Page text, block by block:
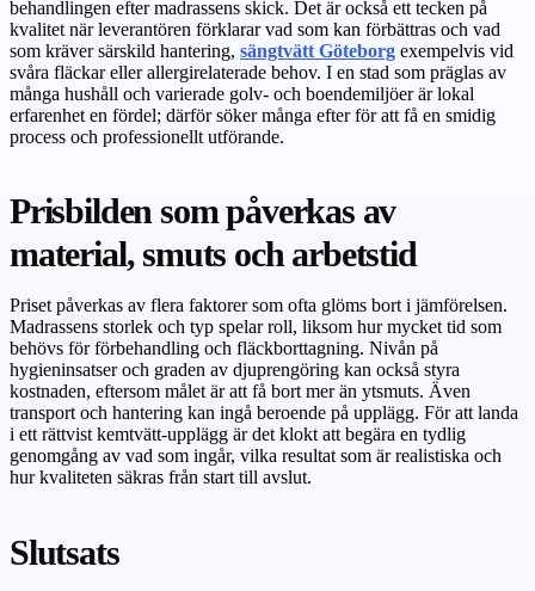
behandlingen efter madrassens skick. Det är också ett tecken på
kvalitet när leverantören förklarar vad som kan förbättras och vad
som kräver särskild hantering, sängtvätt Göteborg exempelvis vid
svåra fläckar eller allergirelaterade behov. I en stad som präglas av
många hushåll och varierade golv- och boendemiljöer är lokal
erfarenhet en fördel; därför söker många efter för att få en smidig
process och professionellt utförande.
Prisbilden som påverkas av
material, smuts och arbetstid
Priset påverkas av flera faktorer som ofta glöms bort i jämförelsen.
Madrassens storlek och typ spelar roll, liksom hur mycket tid som
behövs för förbehandling och fläckborttagning. Nivån på
hygieninsatser och graden av djuprengöring kan också styra
kostnaden, eftersom målet är att få bort mer än ytsmuts. Även
transport och hantering kan ingå beroende på upplägg. För att landa
i ett rättvist kemtvätt-upplägg är det klokt att begära en tydlig
genomgång av vad som ingår, vilka resultat som är realistiska och
hur kvaliteten säkras från start till avslut.
Slutsats